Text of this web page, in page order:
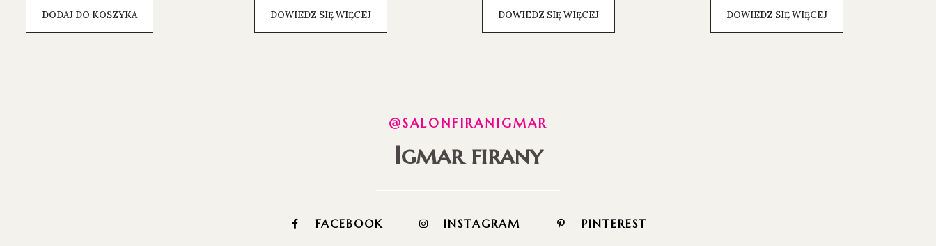
DODAJ DO KOSZYKA DOWIEDZ SIĘ WIĘCEJ DOWIEDZ SIĘ WIĘCEJ DOWIEDZ SIĘ WIĘCEJ
@SALONFIRANIGMAR
Igmar firany
FACEBOOK INSTAGRAM PINTEREST